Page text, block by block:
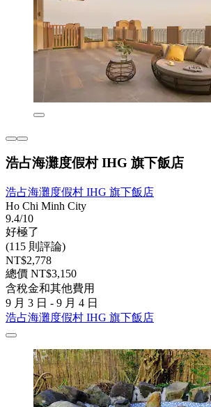
浩占海灘度假村 IHG 旗下飯店
浩占海灘度假村 IHG 旗下飯店
Ho Chi Minh City
9.4/10
好極了
(115 則評論)
NT$2,778
總價 NT$3,150
含稅金和其他費用
9 月 3 日 - 9 月 4 日
浩占海灘度假村 IHG 旗下飯店